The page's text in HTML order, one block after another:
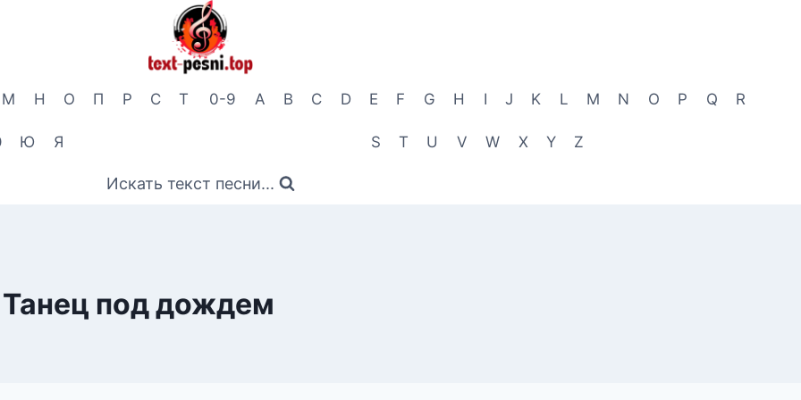
М Н О П Р С Т
Ю Я
0-9 A B C D E F G H I J K L M N O P Q R
S T U V W X Y Z
Искать текст песни...
под дождем